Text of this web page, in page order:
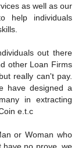
as well as our
help individuals
out there
other Loan Firms
really can't pay.
have designed a
in extracting
e.t.c
or Woman who